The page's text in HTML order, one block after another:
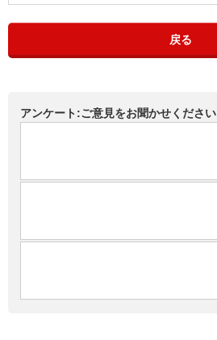
戻る
アンケート:ご意見をお聞かせください